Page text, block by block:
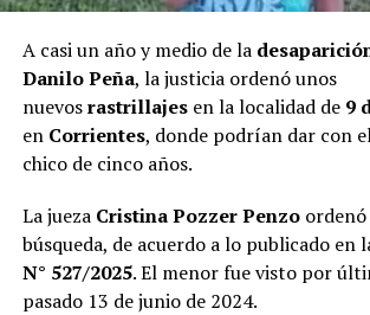
A casi un año y medio de la
Danilo Peña, la justicia ordenó unos
nuevosrastrillajes en la localidad de 9
en Corrientes, donde podrían dar con
chico de cinco años.
La jueza Cristina Pozzer Penzoordenó
búsqueda, de acuerdo a lo publicado en
N° 527/2025. El menor fue visto por
pasado 13 de junio de 2024.